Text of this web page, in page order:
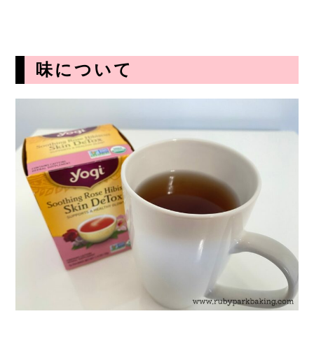
味について